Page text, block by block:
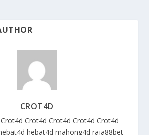
CROT4D
Crot4d Crot4d Crot4d Crot4d Crot4d
hebat4d mahong4d raja88bet